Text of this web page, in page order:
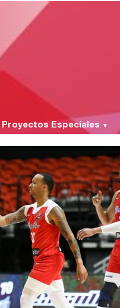
Proyectos Especiales ▼